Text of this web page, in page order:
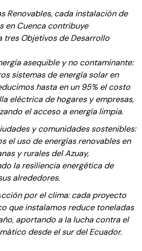
Renovables, cada instalación de
en Cuenca contribuye
tres Objetivos de Desarrollo
asequible y no contaminante:
sistemas de energía solar en
hasta en un 95% el costo
eléctrica de hogares y empresas,
el acceso a energía limpia.
y comunidades sostenibles:
el uso de energías renovables en
y rurales del Azuay,
la resiliencia energética de
alrededores.
por el clima: cada proyecto
que instalamos reduce toneladas
aportando a la lucha contra el
desde el sur del Ecuador.